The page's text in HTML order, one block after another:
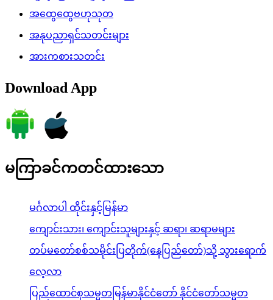
အထွေထွေဗဟုသုတ
အနုပညာရှင်သတင်းများ
အားကစားသတင်း
Download App
မကြာခင်ကတင်ထားသော
မင်္ဂလာပါ ထိုင်းနှင့်မြန်မာ
ကျောင်းသား၊ ကျောင်းသူများနှင့် ဆရာ၊ ဆရာမများ
တပ်မတော်စစ်သမိုင်းပြတိုက်(နေပြည်တော်)သို့ သွားရောက်
လေ့လာ
ပြည်ထောင်စုသမ္မတမြန်မာနိုင်ငံတော် နိုင်ငံတော်သမ္မတ